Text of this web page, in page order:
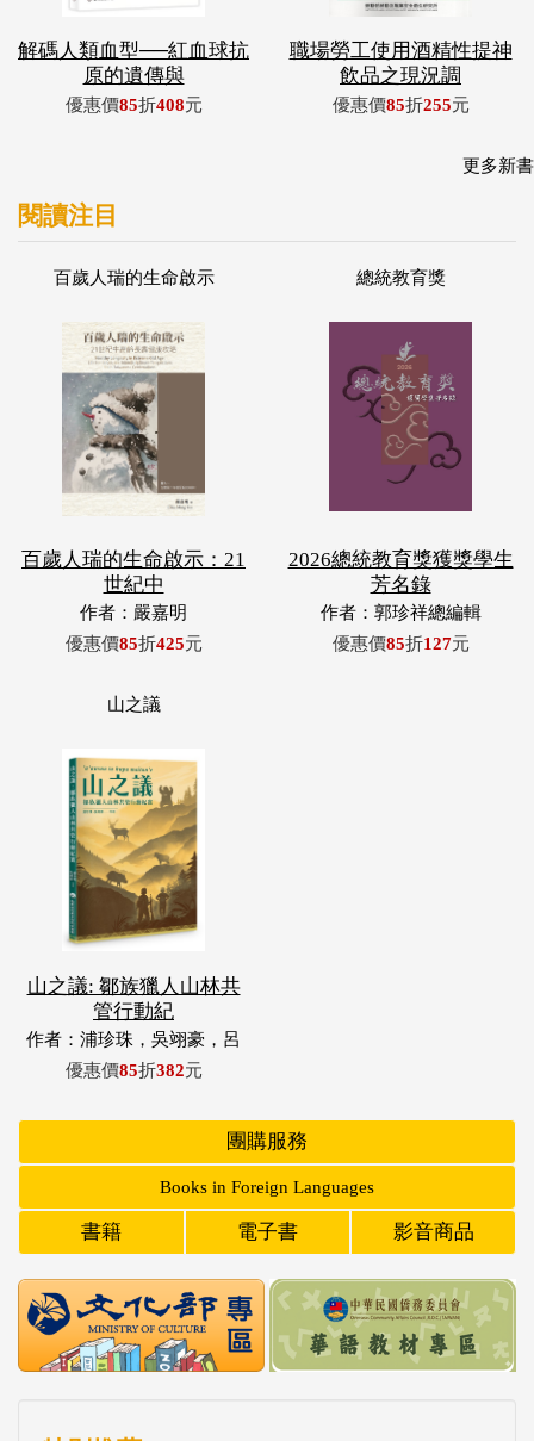
解碼人類血型──紅血球抗
原的遺傳與
優惠價85折408元
職場勞工使用酒精性提神
飲品之現況調
優惠價85折255元
更多新書
閱讀注目
百歲人瑞的生命啟示
百歲人瑞的生命啟示：21
世紀中
作者：嚴嘉明
優惠價85折425元
總統教育獎
2026總統教育獎獲獎學生
芳名錄
作者：郭珍祥總編輯
優惠價85折127元
山之議
山之議: 鄒族獵人山林共
管行動紀
作者：浦珍珠，吳翊豪，呂
翊齊，張惠東，許玉青，王
優惠價85折382元
團購服務
Books in Foreign Languages
書籍 電子書 影音商品